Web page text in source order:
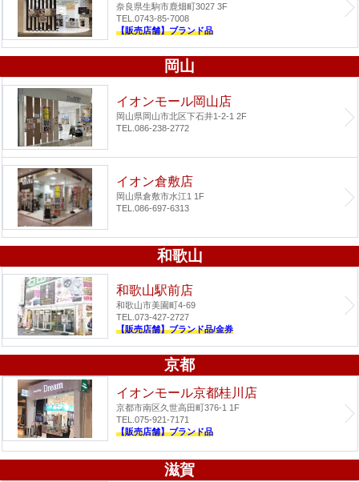
奈良県生駒市鹿畑町3027 3F
TEL.0743-85-7008
【販売店舗】ブランド品
岡山
イオンモール岡山店
岡山県岡山市北区下石井1-2-1 2F
TEL.086-238-2772
イオン倉敷店
岡山県倉敷市水江1 1F
TEL.086-697-6313
和歌山
和歌山駅前店
和歌山市美園町4-69
TEL.073-427-2727
【販売店舗】ブランド品/金券
京都
イオンモール京都桂川店
京都市南区久世高田町376-1 1F
TEL.075-921-7171
【販売店舗】ブランド品
滋賀